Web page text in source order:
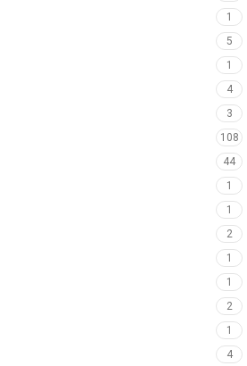
1
5
1
4
3
108
44
1
1
2
1
1
2
1
4